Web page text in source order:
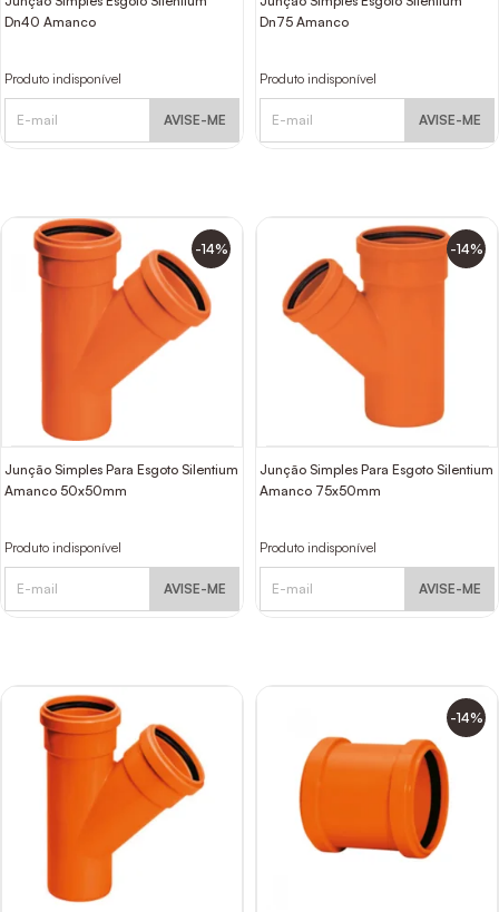
Dn40 Amanco
Produto indisponível
AVISE-ME
Dn75 Amanco
Produto indisponível
AVISE-ME
-14%
Junção Simples Para Esgoto Silentium
Amanco 50x50mm
Produto indisponível
AVISE-ME
-14%
Junção Simples Para Esgoto Silentium
Amanco 75x50mm
Produto indisponível
AVISE-ME
-14%